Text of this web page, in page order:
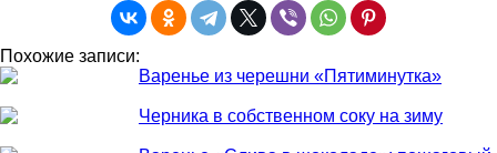
Похожие записи:
Варенье из черешни «Пятиминутка»
Черника в собственном соку на зиму